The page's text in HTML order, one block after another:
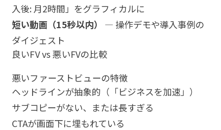
入後: 月2時間」をグラフィカルに
短い動画（15秒以内）
— 操作デモや導入事例の
ダイジェスト
良いFV vs 悪いFVの比較
悪いファーストビューの特徴
ヘッドラインが抽象的（「ビジネスを加速」）
サブコピーがない、または長すぎる
CTAが画面下に埋もれている